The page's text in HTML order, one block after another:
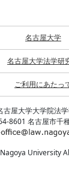
名古屋大学
名古屋大学法学研
ご利用にあたっ
古屋大学大学院法
8601 名古屋市千
University